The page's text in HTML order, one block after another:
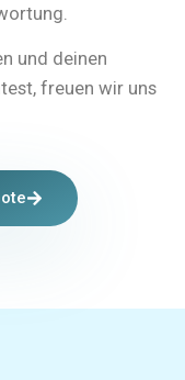
und deinen
freuen wir uns